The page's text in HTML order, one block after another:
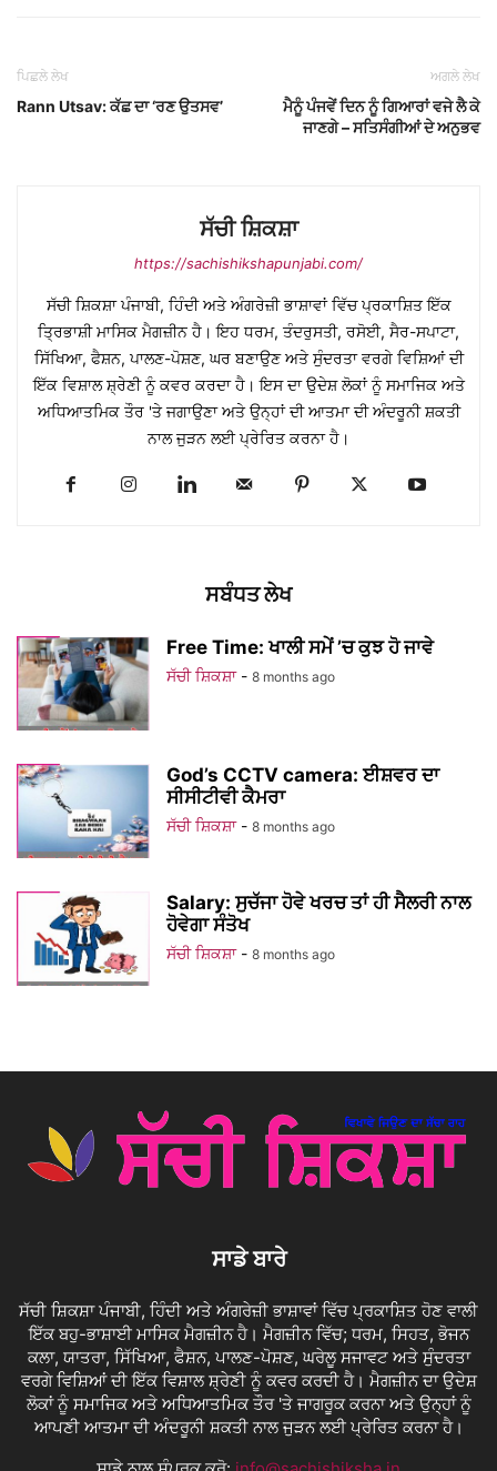
ਪਿਛਲੇ ਲੇਖ
Rann Utsav: ਕੱਛ ਦਾ ‘ਰਣ ਉਤਸਵ’
ਅਗਲੇ ਲੇਖ
ਮੈਨੂੰ ਪੰਜਵੇਂ ਦਿਨ ਨੂੰ ਗਿਆਰਾਂ ਵਜੇ ਲੈ ਕੇ
ਜਾਣਗੇ – ਸਤਿਸੰਗੀਆਂ ਦੇ ਅਨੁਭਵ
ਸੱਚੀ ਸ਼ਿਕਸ਼ਾ
https://sachishikshapunjabi.com/
ਸੱਚੀ ਸ਼ਿਕਸ਼ਾ ਪੰਜਾਬੀ, ਹਿੰਦੀ ਅਤੇ ਅੰਗਰੇਜ਼ੀ ਭਾਸ਼ਾਵਾਂ ਵਿੱਚ ਪ੍ਰਕਾਸ਼ਿਤ ਇੱਕ
ਤ੍ਰਿਭਾਸ਼ੀ ਮਾਸਿਕ ਮੈਗਜ਼ੀਨ ਹੈ। ਇਹ ਧਰਮ, ਤੰਦਰੁਸਤੀ, ਰਸੋਈ, ਸੈਰ-ਸਪਾਟਾ,
ਸਿੱਖਿਆ, ਫੈਸ਼ਨ, ਪਾਲਣ-ਪੋਸ਼ਣ, ਘਰ ਬਣਾਉਣ ਅਤੇ ਸੁੰਦਰਤਾ ਵਰਗੇ ਵਿਸ਼ਿਆਂ ਦੀ
ਇੱਕ ਵਿਸ਼ਾਲ ਸ਼੍ਰੇਣੀ ਨੂੰ ਕਵਰ ਕਰਦਾ ਹੈ। ਇਸ ਦਾ ਉਦੇਸ਼ ਲੋਕਾਂ ਨੂੰ ਸਮਾਜਿਕ ਅਤੇ
ਅਧਿਆਤਮਿਕ ਤੌਰ 'ਤੇ ਜਗਾਉਣਾ ਅਤੇ ਉਨ੍ਹਾਂ ਦੀ ਆਤਮਾ ਦੀ ਅੰਦਰੂਨੀ ਸ਼ਕਤੀ
ਨਾਲ ਜੁੜਨ ਲਈ ਪ੍ਰੇਰਿਤ ਕਰਨਾ ਹੈ।
ਸਬੰਧਤ ਲੇਖ
Free Time: ਖਾਲੀ ਸਮੇਂ ’ਚ ਕੁਝ ਹੋ ਜਾਵੇ
ਸੱਚੀ ਸ਼ਿਕਸ਼ਾ - 8 months ago
God’s CCTV camera: ਈਸ਼ਵਰ ਦਾ
ਸੀਸੀਟੀਵੀ ਕੈਮਰਾ
ਸੱਚੀ ਸ਼ਿਕਸ਼ਾ - 8 months ago
Salary: ਸੁਚੱਜਾ ਹੋਵੇ ਖਰਚ ਤਾਂ ਹੀ ਸੈਲਰੀ ਨਾਲ
ਹੋਵੇਗਾ ਸੰਤੋਖ
ਸੱਚੀ ਸ਼ਿਕਸ਼ਾ - 8 months ago
ਸਾਡੇ ਬਾਰੇ
ਸੱਚੀ ਸ਼ਿਕਸ਼ਾ ਪੰਜਾਬੀ, ਹਿੰਦੀ ਅਤੇ ਅੰਗਰੇਜ਼ੀ ਭਾਸ਼ਾਵਾਂ ਵਿੱਚ ਪ੍ਰਕਾਸ਼ਿਤ ਹੋਣ ਵਾਲੀ
ਇੱਕ ਬਹੁ-ਭਾਸ਼ਾਈ ਮਾਸਿਕ ਮੈਗਜ਼ੀਨ ਹੈ। ਮੈਗਜ਼ੀਨ ਵਿੱਚ; ਧਰਮ, ਸਿਹਤ, ਭੋਜਨ
ਕਲਾ, ਯਾਤਰਾ, ਸਿੱਖਿਆ, ਫੈਸ਼ਨ, ਪਾਲਣ-ਪੋਸ਼ਣ, ਘਰੇਲੂ ਸਜਾਵਟ ਅਤੇ ਸੁੰਦਰਤਾ
ਵਰਗੇ ਵਿਸ਼ਿਆਂ ਦੀ ਇੱਕ ਵਿਸ਼ਾਲ ਸ਼੍ਰੇਣੀ ਨੂੰ ਕਵਰ ਕਰਦੀ ਹੈ। ਮੈਗਜ਼ੀਨ ਦਾ ਉਦੇਸ਼
ਲੋਕਾਂ ਨੂੰ ਸਮਾਜਿਕ ਅਤੇ ਅਧਿਆਤਮਿਕ ਤੌਰ 'ਤੇ ਜਾਗਰੂਕ ਕਰਨਾ ਅਤੇ ਉਨ੍ਹਾਂ ਨੂੰ
ਆਪਣੀ ਆਤਮਾ ਦੀ ਅੰਦਰੂਨੀ ਸ਼ਕਤੀ ਨਾਲ ਜੁੜਨ ਲਈ ਪ੍ਰੇਰਿਤ ਕਰਨਾ ਹੈ।